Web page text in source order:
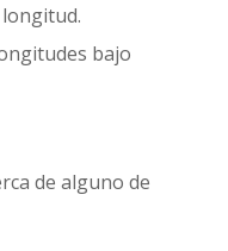
bajo
de alguno de